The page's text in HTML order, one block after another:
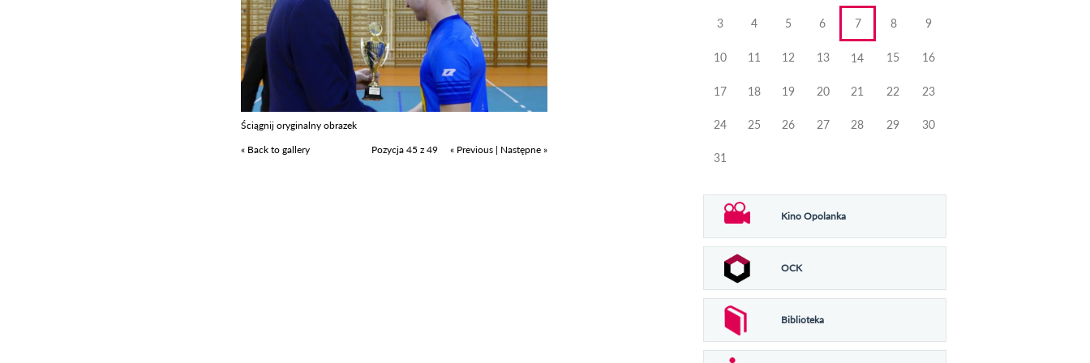
Ściągnij oryginalny obrazek
« Back to gallery
Pozycja 45 z 49 « Previous | Następne »
3 4 5 6 7 8 9
10 11 12 13 14 15 16
17 18 19 20 21 22 23
24 25 26 27 28 29 30
31
Kino Opolanka
OCK
Biblioteka